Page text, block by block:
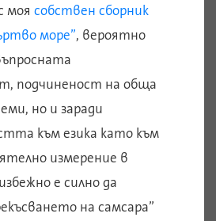
моя собствен сборник
море”, вероятно
подчиненост на обща
но и заради
към езика като към
измерение в
е силно да
на самсара”